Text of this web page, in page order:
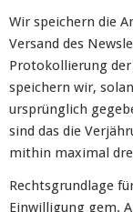
Wir speichern die
Versand des
Protokollierung der
speichern wir,
ursprünglich
sind das die
mithin maximal
Rechtsgrundlage
Einwilligung gem.